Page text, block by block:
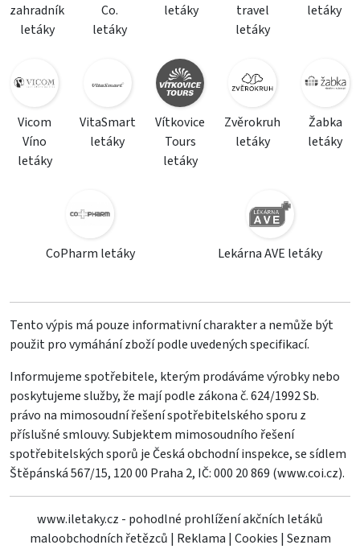
zahradník
letáky
Co.
letáky
letáky
travel
letáky
letáky
Vicom
Víno
letáky
VitaSmart
letáky
Vítkovice
Tours
letáky
Zvěrokruh
letáky
Žabka
letáky
CoPharm letáky Lekárna AVE letáky
Tento výpis má pouze informativní charakter a nemůže být
použit pro vymáhání zboží podle uvedených specifikací.
Informujeme spotřebitele, kterým prodáváme výrobky nebo
poskytujeme služby, že mají podle zákona č. 624/1992 Sb.
právo na mimosoudní řešení spotřebitelského sporu z
příslušné smlouvy. Subjektem mimosoudního řešení
spotřebitelských sporů je Česká obchodní inspekce, se sídlem
Štěpánská 567/15, 120 00 Praha 2, IČ: 000 20 869 (www.coi.cz).
www.iletaky.cz - pohodlné prohlížení akčních letáků
maloobchodních řetězců | Reklama | Cookies | Seznam